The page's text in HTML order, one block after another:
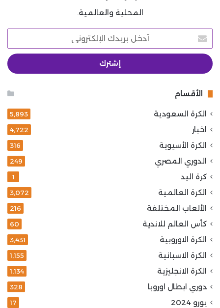
المحلية والعالمية.
أدخل
بريدك
الإلكتروني
الأقسام
الكرة السعودية 5٬893
اخبار 4٬722
الكرة الأسيوية 316
الدوري المصري 249
كرة اليد 1
الكرة العالمية 3٬072
الألعاب المختلفة 216
كأس العالم للاندية 60
الكرة الاوروبية 3٬431
الكرة الاسبانية 1٬155
الكرة الانجليزية 1٬134
دوري ابطال اوروبا 328
يورو 2024 17